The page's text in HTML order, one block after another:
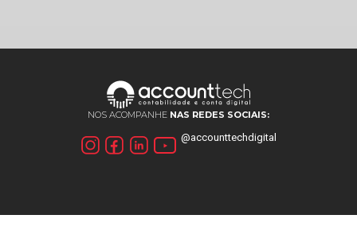
NOS ACOMPANHE NAS REDES SOCIAIS:
@accounttechdigital